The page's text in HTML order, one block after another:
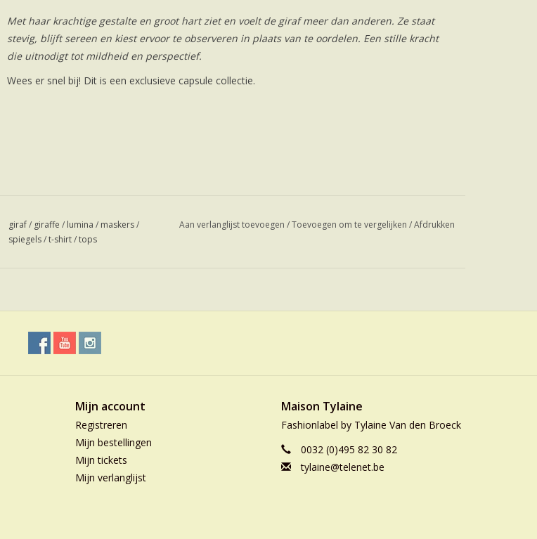
Met haar krachtige gestalte en groot hart ziet en voelt de giraf meer dan anderen. Ze staat
stevig, blijft sereen en kiest ervoor te observeren in plaats van te oordelen. Een stille kracht
die uitnodigt tot mildheid en perspectief.
Wees er snel bij! Dit is een exclusieve capsule collectie.
giraf/ giraffe / lumina / maskers/
spiegels/t-shirt/tops
Aan verlanglijst toevoegen /Toevoegen om te vergelijken /Afdrukken
Mijn account
Registreren
Mijn bestellingen
Mijn tickets
Mijn verlanglijst
Maison Tylaine
Fashionlabel by Tylaine Van den Broeck
0032 (0)495 82 30 82
tylaine@telenet.be